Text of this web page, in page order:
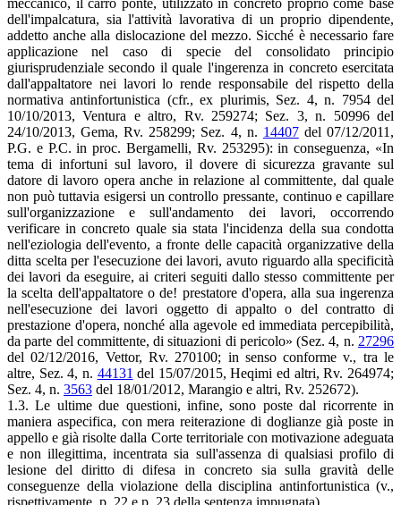
dell'impalcatura, sia l'attività lavorativa di un proprio dipendente,
addetto anche alla dislocazione del mezzo. Sicché è necessario fare
applicazione nel caso di specie del consolidato principio
giurisprudenziale secondo il quale l'ingerenza in concreto esercitata
dall'appaltatore nei lavori lo rende responsabile del rispetto della
normativa antinfortunistica (cfr., ex plurimis, Sez. 4, n. 7954 del
10/10/2013, Ventura e altro, Rv. 259274; Sez. 3, n. 50996 del
24/10/2013, Gema, Rv. 258299; Sez. 4, n. 14407del 07/12/2011,
P.G. e P.C. in proc. Bergamelli, Rv. 253295): in conseguenza, «In
tema di infortuni sul lavoro, il dovere di sicurezza gravante sul
datore di lavoro opera anche in relazione al committente, dal quale
non può tuttavia esigersi un controllo pressante, continuo e capillare
sull'organizzazione e sull'andamento dei lavori, occorrendo
verificare in concreto quale sia stata l'incidenza della sua condotta
nell'eziologia dell'evento, a fronte delle capacità organizzative della
ditta scelta per l'esecuzione dei lavori, avuto riguardo alla specificità
dei lavori da eseguire, ai criteri seguiti dallo stesso committente per
la scelta dell'appaltatore o de! prestatore d'opera, alla sua ingerenza
nell'esecuzione dei lavori oggetto di appalto o del contratto di
prestazione d'opera, nonché alla agevole ed immediata percepibilità,
da parte del committente, di situazioni di pericolo» (Sez. 4, n. 27296
del 02/12/2016, Vettor, Rv. 270100; in senso conforme v., tra le
altre, Sez. 4, n. 44131 del 15/07/2015, Heqimi ed altri, Rv. 264974;
Sez. 4, n. 3563 del 18/01/2012, Marangio e altri, Rv. 252672).
1.3. Le ultime due questioni, infine, sono poste dal ricorrente in
maniera aspecifica, con mera reiterazione di doglianze già poste in
appello e già risolte dalla Corte territoriale con motivazione adeguata
e non illegittima, incentrata sia sull'assenza di qualsiasi profilo di
lesione del diritto di difesa in concreto sia sulla gravità delle
conseguenze della violazione della disciplina antinfortunistica (v.,
rispettivamente, p. 22 e p. 23 della sentenza impugnata).